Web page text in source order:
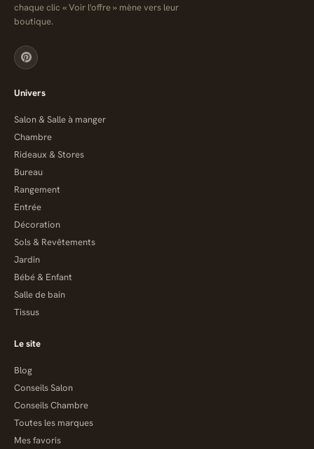
chaque clic « Voir l'offre » mène vers leur
boutique.
Univers
Salon & Salle à manger
Chambre
Rideaux & Stores
Bureau
Rangement
Entrée
Décoration
Sols & Revêtements
Jardin
Bébé & Enfant
Salle de bain
Tissus
Le site
Blog
Conseils Salon
Conseils Chambre
Toutes les marques
Mes favoris